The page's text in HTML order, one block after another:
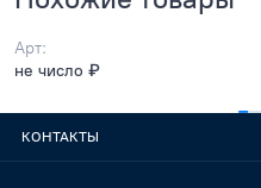
Арт:
не число ₽
КОНТАКТЫ